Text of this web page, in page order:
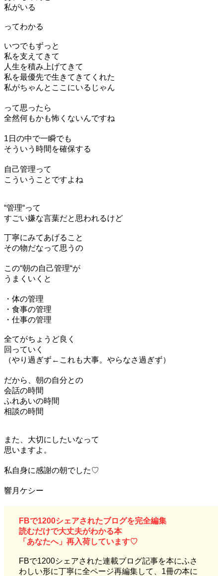
私がいる
ってわかる
いつでもずっと
私を支えてきて
人生を積み上げてきて
私を最優先で生きてきてくれた
私がちゃんとここにいるじゃん
って思ったら
全然何もかも怖くないんですね
1日の中で一瞬でも
そういう時間を確保する
自己管理って
こういうことですよね
“管理“って
すごい嫌な言葉だと思われるけど
丁寧にみてあげること
その物だなって思うの
この“朝の自己管理“が
うまくいくと
・体の管理
・食事の管理
・仕事の管理
全てがちょうど良く
回っていく
（やり過ぎず←これも大事。やらなさ過ぎず）
だから、朝の自分との
会話の時間
ふれあいの時間
相談の時間
また、大切にしたいなって
思いますよ。
私自身に感謝の朝でした♡
響月ケシー
FBで1200シェアされたブログを完全編集
読むだけで大丈夫がわかる本
「あなたへ」再入荷しています♡
FBで1200シェアされた連載ブログ記事を本にふさ
わしい形に丁寧に全ページ再編集して、1冊の本に